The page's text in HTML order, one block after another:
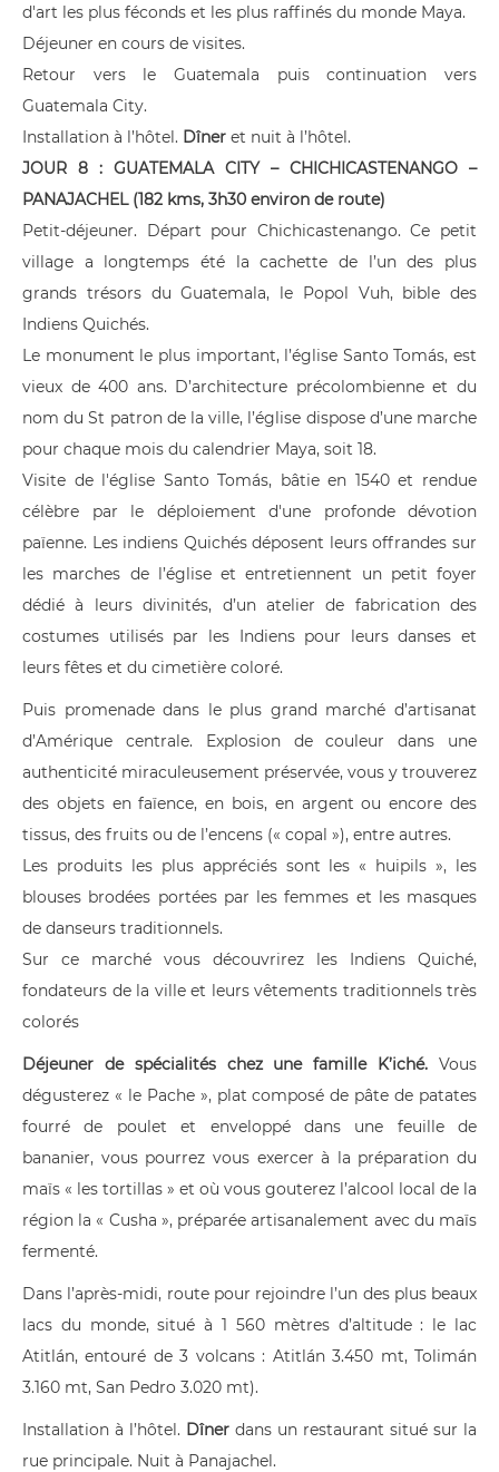
d'art les plus féconds et les plus raffinés du monde Maya.
Déjeuner en cours de visites.
Retour vers le Guatemala puis continuation vers
Guatemala City.
Installation à l’hôtel. Dîner et nuit à l’hôtel.
JOUR 8 : GUATEMALA CITY – CHICHICASTENANGO –
PANAJACHEL (182 kms, 3h30 environ de route)
Petit-déjeuner. Départ pour Chichicastenango. Ce petit
village a longtemps été la cachette de l’un des plus
grands trésors du Guatemala, le Popol Vuh, bible des
Indiens Quichés.
Le monument le plus important, l’église Santo Tomás, est
vieux de 400 ans. D’architecture précolombienne et du
nom du St patron de la ville, l’église dispose d’une marche
pour chaque mois du calendrier Maya, soit 18.
Visite de l'église Santo Tomás, bâtie en 1540 et rendue
célèbre par le déploiement d'une profonde dévotion
païenne. Les indiens Quichés déposent leurs offrandes sur
les marches de l’église et entretiennent un petit foyer
dédié à leurs divinités, d’un atelier de fabrication des
costumes utilisés par les Indiens pour leurs danses et
leurs fêtes et du cimetière coloré.
Puis promenade dans le plus grand marché d’artisanat
d’Amérique centrale. Explosion de couleur dans une
authenticité miraculeusement préservée, vous y trouverez
des objets en faïence, en bois, en argent ou encore des
tissus, des fruits ou de l’encens (« copal »), entre autres.
Les produits les plus appréciés sont les « huipils », les
blouses brodées portées par les femmes et les masques
de danseurs traditionnels.
Sur ce marché vous découvrirez les Indiens Quiché,
fondateurs de la ville et leurs vêtements traditionnels très
colorés
Déjeuner de spécialités chez une famille K’iché. Vous
dégusterez « le Pache », plat composé de pâte de patates
fourré de poulet et enveloppé dans une feuille de
bananier, vous pourrez vous exercer à la préparation du
maïs « les tortillas » et où vous gouterez l’alcool local de la
région la « Cusha », préparée artisanalement avec du maïs
fermenté.
Dans l’après-midi, route pour rejoindre l’un des plus beaux
lacs du monde, situé à 1 560 mètres d’altitude : le lac
Atitlán, entouré de 3 volcans : Atitlán 3.450 mt, Tolimán
3.160 mt, San Pedro 3.020 mt).
Installation à l’hôtel. Dîner dans un restaurant situé sur la
rue principale. Nuit à Panajachel.